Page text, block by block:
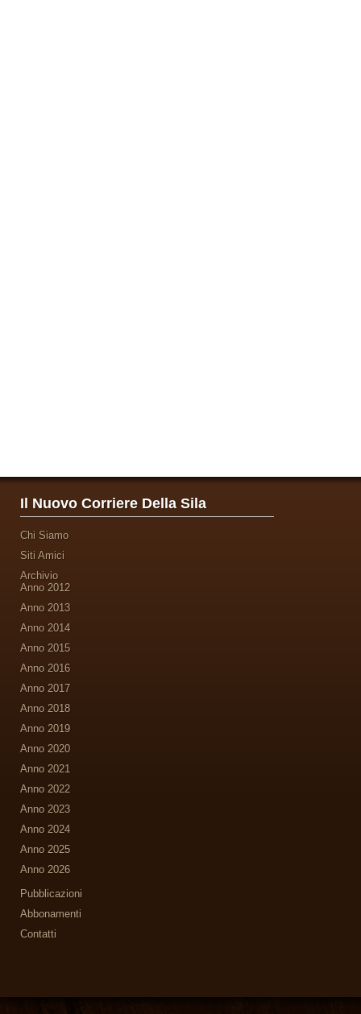
Il Nuovo Corriere Della Sila
Chi Siamo
Siti Amici
Archivio
Anno 2012
Anno 2013
Anno 2014
Anno 2015
Anno 2016
Anno 2017
Anno 2018
Anno 2019
Anno 2020
Anno 2021
Anno 2022
Anno 2023
Anno 2024
Anno 2025
Anno 2026
Pubblicazioni
Abbonamenti
Contatti